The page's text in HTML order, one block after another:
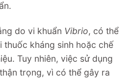
do vi khuẩn Vibrio, có thể
thuốc kháng sinh hoặc chế
Tuy nhiên, việc sử dụng
trọng, vì có thể gây ra